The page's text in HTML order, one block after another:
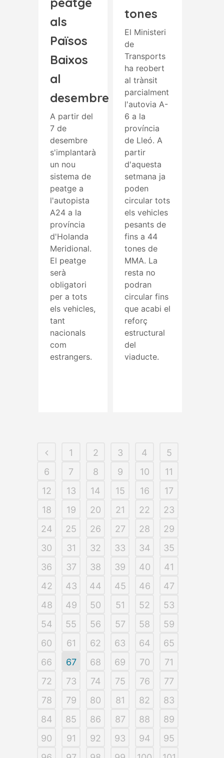
als
Països
Baixos
al
desembre
A partir del
7 de
desembre
s'implantarà
un nou
sistema de
peatge a
l'autopista
A24 a la
província
d'Holanda
Meridional.
El peatge
serà
obligatori
per a tots
els vehicles,
tant
nacionals
com
estrangers.
tones
El Ministeri
de
Transports
ha reobert
al trànsit
parcialment
l'autovia A-
6 a la
província
de Lleó. A
partir
d'aquesta
setmana ja
poden
circular tots
els vehicles
pesants de
fins a 44
tones de
MMA. La
resta no
podran
circular fins
que acabi el
reforç
estructural
del
viaducte.
1 2 3 4
5
6
7 8 9 10
11
12
13 14 15 16
17
18
19 20 21 22
23
24
25 26 27 28
29
30
31 32 33 34
35
36
37 38 39 40
41
42
43 44 45 46
47
48
49 50 51 52
53
54
55 56 57 58
59
60
61 62 63 64
65
66
67 68 69 70
71
72
73 74 75 76
77
78
79 80 81 82
83
84
85 86 87 88
89
90
91 92 93 94
95